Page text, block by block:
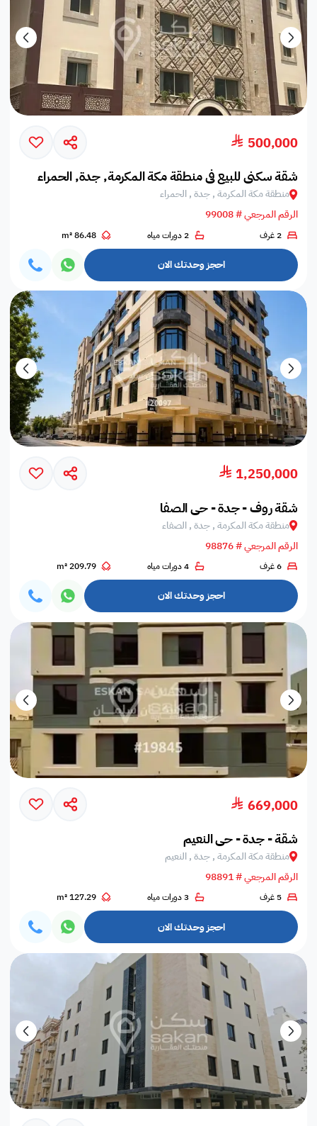
500,000
شقة سكني للبيع في منطقة مكة المكرمة, جدة, الحمراء
منطقة مكة المكرمة , جدة , الحمراء
الرقم المرجعي # 99008
2 غرف 2 دورات مياه 86.48 m²
احجز وحدتك الان
1,250,000
شقة روف - جدة - حي الصفا
منطقة مكة المكرمة , جدة , الصفاء
الرقم المرجعي # 98876
6 غرف 4 دورات مياه 209.79 m²
احجز وحدتك الان
669,000
شقة - جدة - حي النعيم
منطقة مكة المكرمة , جدة , النعيم
الرقم المرجعي # 98891
5 غرف 3 دورات مياه 127.29 m²
احجز وحدتك الان